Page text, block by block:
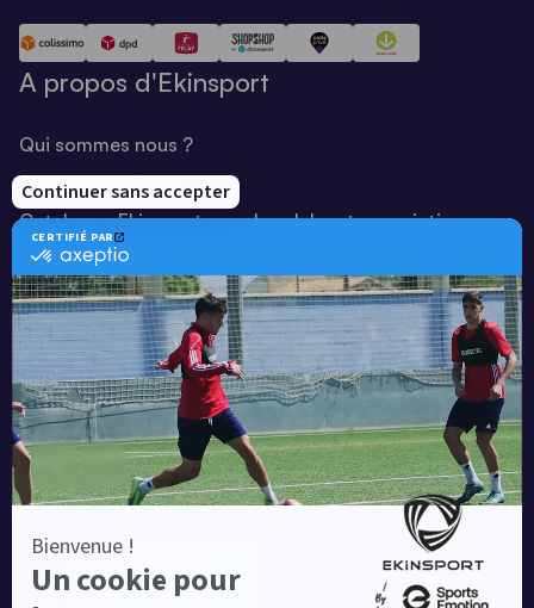
A propos d'Ekinsport
Qui sommes nous ?
Notre savoir-faire
Catalogue Ekinsport pour les clubs et associations
Catalogue running Ekinsport
Blog
Une société de :